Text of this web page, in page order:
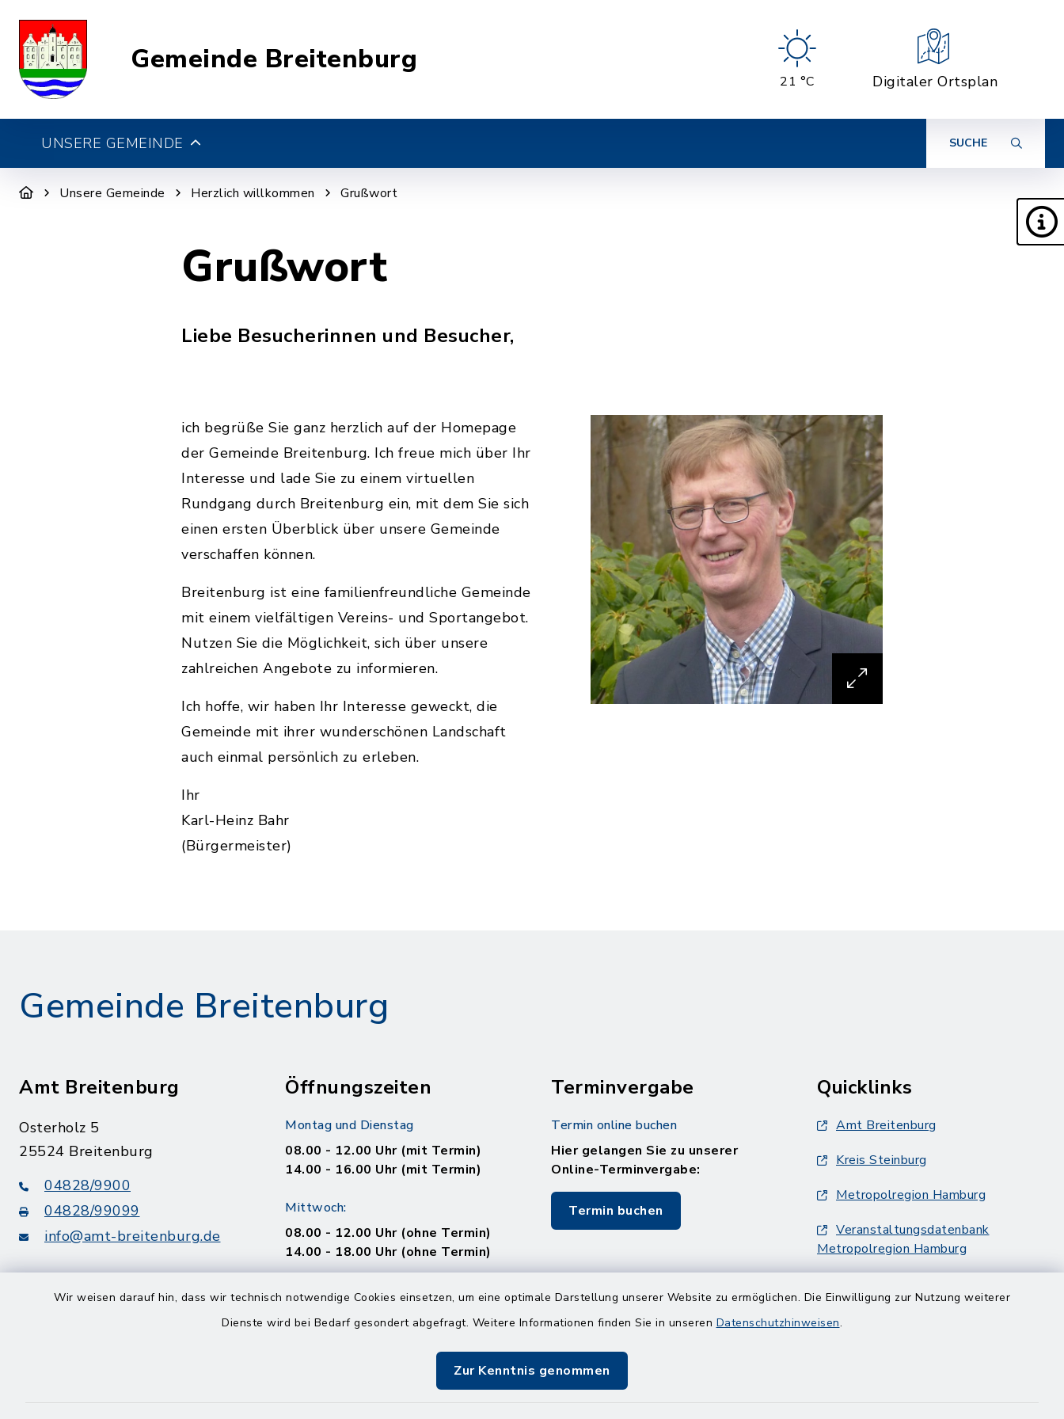
Wir weisen darauf hin, dass wir technisch notwendige Cookies einsetzen, um eine optimale Darstellung unserer Website zu ermöglichen. Die Einwilligung zur Nutzung weiterer
Dienste wird bei Bedarf gesondert abgefragt. Weitere Informationen finden Sie in unseren Datenschutzhinweisen.
Zur Kenntnis genommen
Gemeinde Breitenburg
21 °C Digitaler Ortsplan
UNSERE GEMEINDE SUCHE
Unsere Gemeinde Herzlich willkommen Grußwort
Grußwort
Liebe Besucherinnen und Besucher,
ich begrüße Sie ganz herzlich auf der Homepage
der Gemeinde Breitenburg. Ich freue mich über Ihr
Interesse und lade Sie zu einem virtuellen
Rundgang durch Breitenburg ein, mit dem Sie sich
einen ersten Überblick über unsere Gemeinde
verschaffen können.
Breitenburg ist eine familienfreundliche Gemeinde
mit einem vielfältigen Vereins- und Sportangebot.
Nutzen Sie die Möglichkeit, sich über unsere
zahlreichen Angebote zu informieren.
Ich hoffe, wir haben Ihr Interesse geweckt, die
Gemeinde mit ihrer wunderschönen Landschaft
auch einmal persönlich zu erleben.
Ihr
Karl-Heinz Bahr
(Bürgermeister)
Gemeinde Breitenburg
Amt Breitenburg
Osterholz 5
25524 Breitenburg
04828/9900
04828/99099
info@amt-breitenburg.de
Öffnungszeiten
Montag und Dienstag
08.00 - 12.00 Uhr (mit Termin)
14.00 - 16.00 Uhr (mit Termin)
Mittwoch:
08.00 - 12.00 Uhr (ohne Termin)
14.00 - 18.00 Uhr (ohne Termin)
Donnerstag:
geschlossen
08.00 - 12.00 Uhr (mit Termin)
Terminvergabe
Termin online buchen
Hier gelangen Sie zu unserer
Online-Terminvergabe:
Termin buchen
Quicklinks
Amt Breitenburg
Kreis Steinburg
Metropolregion Hamburg
Veranstaltungsdatenbank
Metropolregion Hamburg